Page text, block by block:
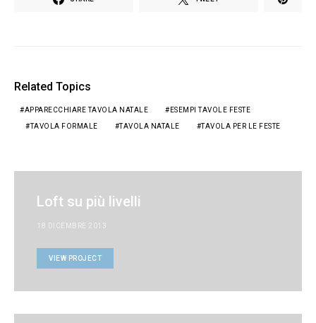
Related Topics
APPARECCHIARE TAVOLA NATALE ESEMPI TAVOLE FESTE
TAVOLA FORMALE TAVOLA NATALE TAVOLA PER LE FESTE
Loft su più livelli
18 DICEMBRE 2013
VIEW PROJECT